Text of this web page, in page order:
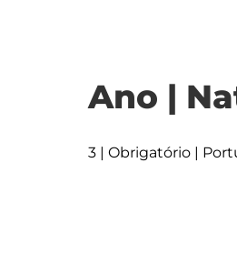
Ano |
3 | Obrigatório |